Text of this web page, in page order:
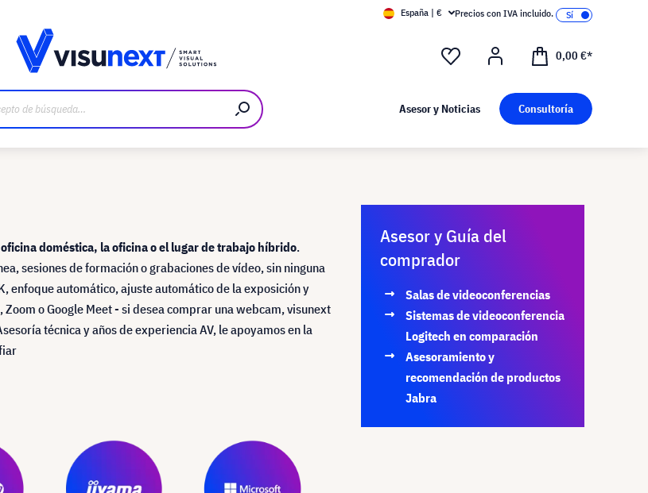
España | € Precios con IVA incluido.
0,00 €*
Asesor y Noticias Consultoría
doméstica, la oficina o el lugar de trabajo híbrido.
sesiones de formación o grabaciones de vídeo, sin ninguna
enfoque automático, ajuste automático de la exposición y
o Google Meet - si desea comprar una webcam, visunext
técnica y años de experiencia AV, le apoyamos en la
Asesor y Guía del
comprador
Salas de videoconferencias
Sistemas de videoconferencia
Logitech en comparación
Asesoramiento y
recomendación de productos
Jabra